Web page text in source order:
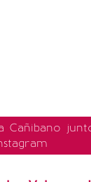
Cañibano